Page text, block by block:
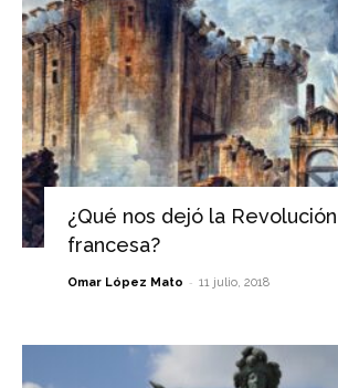
¿Qué nos dejó la Revolución
francesa?
Omar López Mato - 11 julio, 2018